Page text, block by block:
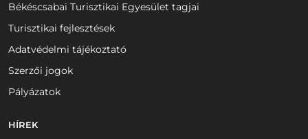
Békéscsabai Turisztikai Egyesület tagjai
Turisztikai fejlesztések
Adatvédelmi tájékoztató
Szerzői jogok
Pályázatok
HÍREK